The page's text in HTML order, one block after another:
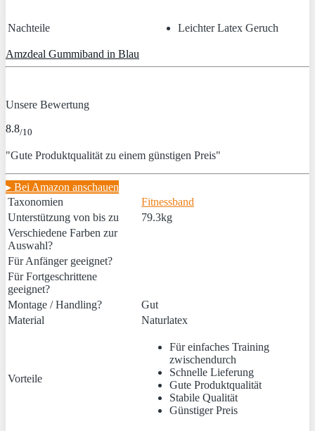
Nachteile Leichter Latex Geruch
Amzdeal Gummiband in Blau
Unsere Bewertung
8.8/10
"Gute Produktqualität zu einem günstigen Preis"
▸ Bei Amazon anschauen
Taxonomien
Fitnessband
Unterstützung von bis zu
79.3kg
Verschiedene Farben zur
Auswahl?
Für Anfänger geeignet?
Für Fortgeschrittene
geeignet?
Montage / Handling?
Gut
Material
Naturlatex
Vorteile
Für einfaches Training
zwischendurch
Schnelle Lieferung
Gute Produktqualität
Stabile Qualität
Günstiger Preis